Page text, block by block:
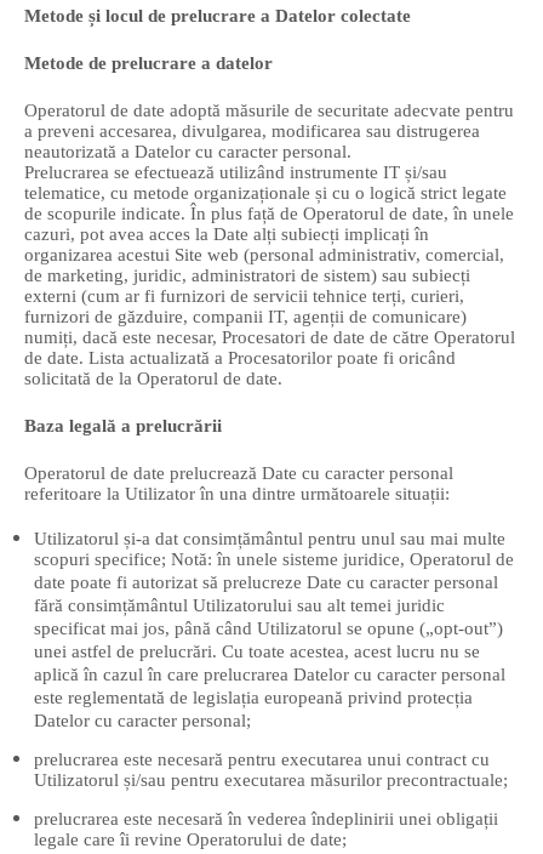
Metode și locul de prelucrare a Datelor colectate
Metode de prelucrare a datelor
Operatorul de date adoptă măsurile de securitate adecvate pentru
a preveni accesarea, divulgarea, modificarea sau distrugerea
neautorizată a Datelor cu caracter personal.
Prelucrarea se efectuează utilizând instrumente IT și/sau
telematice, cu metode organizaționale și cu o logică strict legate
de scopurile indicate. În plus față de Operatorul de date, în unele
cazuri, pot avea acces la Date alți subiecți implicați în
organizarea acestui Site web (personal administrativ, comercial,
de marketing, juridic, administratori de sistem) sau subiecți
externi (cum ar fi furnizori de servicii tehnice terți, curieri,
furnizori de găzduire, companii IT, agenții de comunicare)
numiți, dacă este necesar, Procesatori de date de către Operatorul
de date. Lista actualizată a Procesatorilor poate fi oricând
solicitată de la Operatorul de date.
Baza legală a prelucrării
Operatorul de date prelucrează Date cu caracter personal
referitoare la Utilizator în una dintre următoarele situații:
Utilizatorul și-a dat consimțământul pentru unul sau mai multe
scopuri specifice; Notă: în unele sisteme juridice, Operatorul de
date poate fi autorizat să prelucreze Date cu caracter personal
fără consimțământul Utilizatorului sau alt temei juridic
specificat mai jos, până când Utilizatorul se opune („opt-out”)
unei astfel de prelucrări. Cu toate acestea, acest lucru nu se
aplică în cazul în care prelucrarea Datelor cu caracter personal
este reglementată de legislația europeană privind protecția
Datelor cu caracter personal;
prelucrarea este necesară pentru executarea unui contract cu
Utilizatorul și/sau pentru executarea măsurilor precontractuale;
prelucrarea este necesară în vederea îndeplinirii unei obligații
legale care îi revine Operatorului de date;